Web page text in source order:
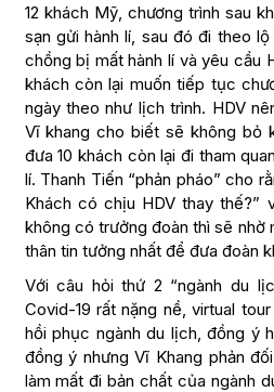
12 khách Mỹ, chương trình sau
sạn gửi hành lí, sau đó đi theo
chồng bị mất hành lí và yêu cầu
khách còn lại muốn tiếp tục
ngày theo như lịch trình. HDV
Vĩ khang cho biết sẽ không bỏ
đưa 10 khách còn lại đi tham
lí. Thanh Tiến “phản pháo” cho
Khách có chịu HDV thay thế?”
không có trưởng đoàn thì sẽ nhờ
thân tin tưởng nhất để đưa đoàn
Với câu hỏi thứ 2 “ngành du
Covid-19 rất nặng nề, virtual
hồi phục ngành du lịch, đồng ý
đồng ý nhưng Vĩ Khang phản
làm mất đi bản chất của ngành